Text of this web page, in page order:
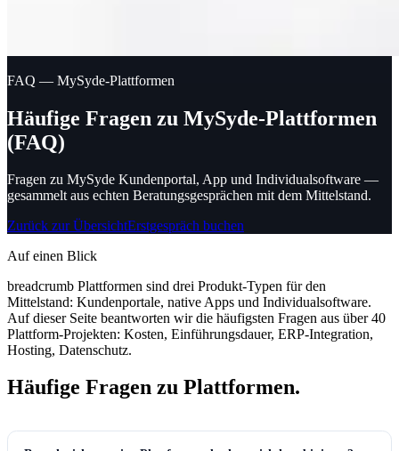
FAQ — MySyde-Plattformen
Häufige Fragen zu MySyde-Plattformen
(FAQ)
Fragen zu MySyde Kundenportal, App und Individualsoftware —
gesammelt aus echten Beratungsgesprächen mit dem Mittelstand.
Zurück zur ÜbersichtErstgespräch buchen
Auf einen Blick
breadcrumb Plattformen sind drei Produkt-Typen für den
Mittelstand: Kundenportale, native Apps und Individualsoftware.
Auf dieser Seite beantworten wir die häufigsten Fragen aus über 40
Plattform-Projekten: Kosten, Einführungsdauer, ERP-Integration,
Hosting, Datenschutz.
Häufige Fragen zu Plattformen.